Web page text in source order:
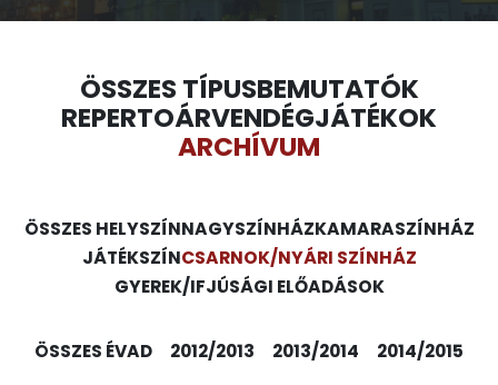
ÖSSZES TÍPUSBEMUTATÓK
REPERTOÁRVENDÉGJÁTÉKOK
ARCHÍVUM
ÖSSZES HELYSZÍNNAGYSZÍNHÁZKAMARASZÍNHÁZ
JÁTÉKSZÍNCSARNOK/NYÁRI SZÍNHÁZ
GYEREK/IFJÚSÁGI ELŐADÁSOK
ÖSSZES ÉVAD 2012/2013 2013/2014
2014/2015